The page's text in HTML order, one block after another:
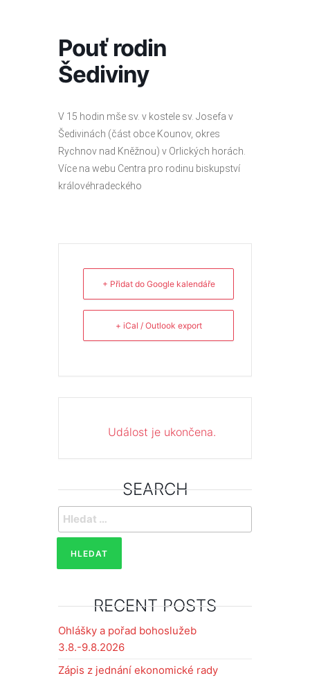
Pouť rodin
Šediviny
V 15 hodin mše sv. v kostele sv. Josefa v
Šedivinách (část obce Kounov, okres
Rychnov nad Kněžnou) v Orlických horách.
Více na webu Centra pro rodinu biskupství
královéhradeckého
+ Přidat do Google kalendáře
+ iCal / Outlook export
Událost je ukončena.
SEARCH
Vyhledávání
RECENT POSTS
Ohlášky a pořad bohoslužeb
3.8.-9.8.2026
Zápis z jednání ekonomické rady